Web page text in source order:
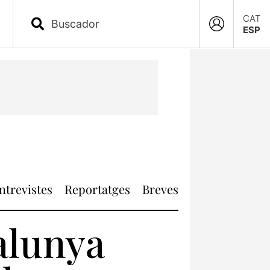
CAT
ESP
Reportatges Breves